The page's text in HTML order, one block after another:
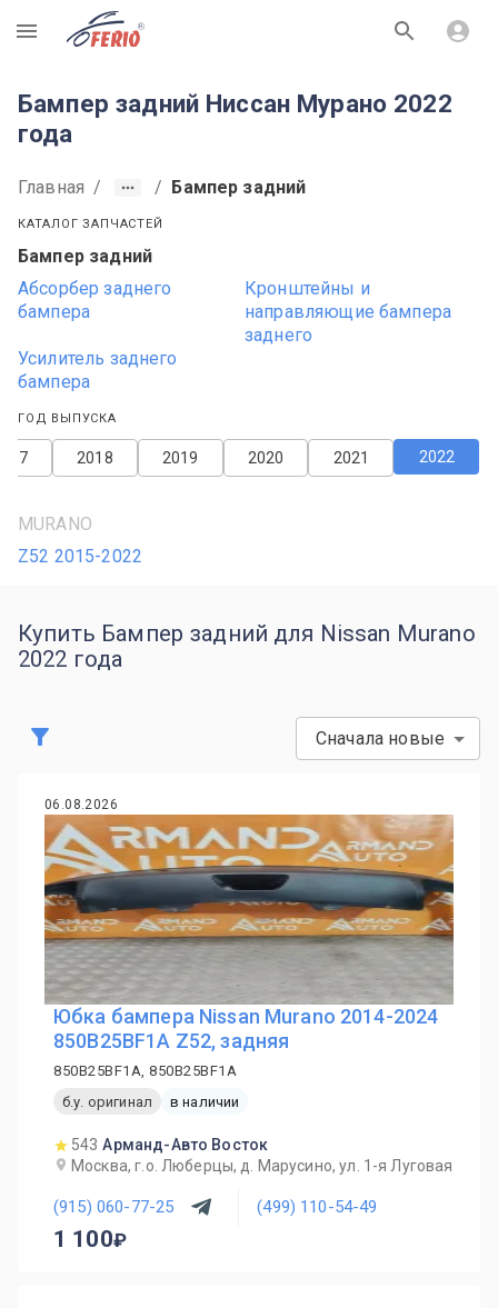
R
Бампер задний Ниссан Мурано 2022
года
Главная / / Бампер задний
КАТАЛОГ ЗАПЧАСТЕЙ
Бампер задний
Абсорбер заднего
бампера
Кронштейны и
направляющие бампера
заднего
Усилитель заднего
бампера
ГОД ВЫПУСКА
2022
2021
2020
2019
2018
MURANO
Z52 2015-2022
Купить Бампер задний для Nissan Murano
2022 года
Сначала новые
06.08.2026
Юбка бампера Nissan Murano 2014-2024
850B25BF1A Z52, задняя
850B25BF1A, 850B25BF1A
б.у. оригинал
в наличии
543 Арманд-Авто Восток
Москва, г.о. Люберцы, д. Марусино, ул. 1-я Луговая
(915) 060-77-25 (499) 110-54-49
1 100